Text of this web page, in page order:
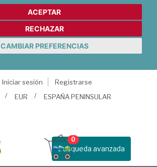
ACEPTAR
RECHAZAR
CAMBIAR PREFERENCIAS
Iniciar sesión
Registrarse
EUR ESPAÑA PENINSULAR
Busqueda avanzada
0